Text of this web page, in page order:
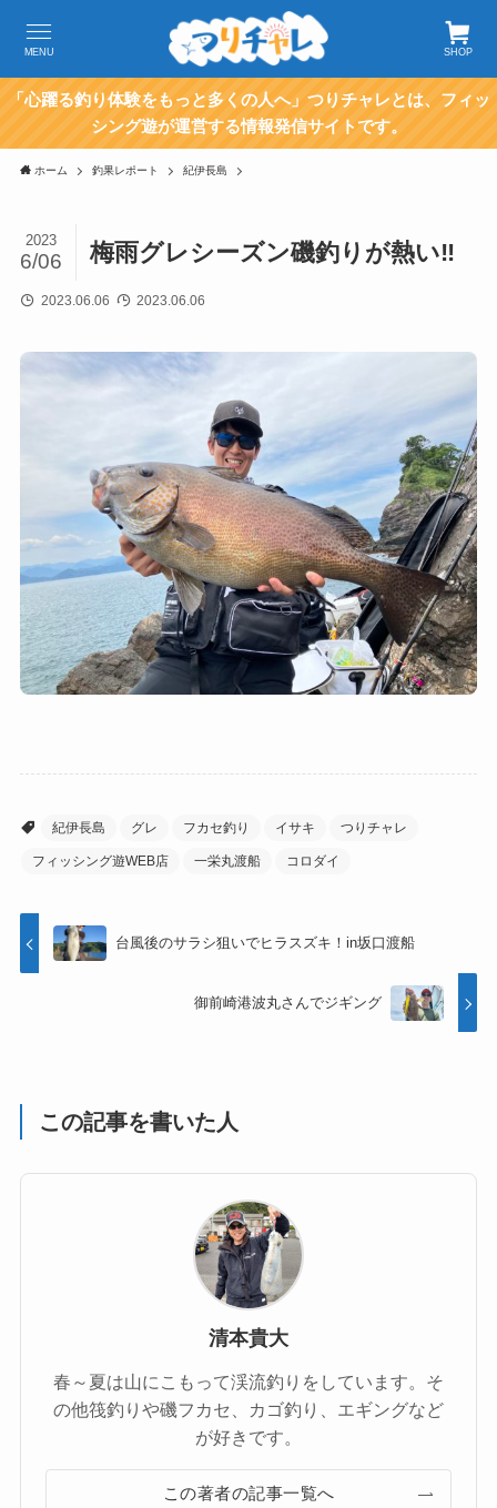
SHOP
MENU
「心躍る釣り体験をもっと多くの人へ」つりチャレとは、フィッ
シング遊が運営する情報発信サイトです。
ホーム 釣果レポート 紀伊長島
梅雨グレシーズン磯釣りが熱い‼︎
2023
6/06
2023.06.06 2023.06.06
紀伊長島 グレ フカセ釣り イサキ つりチャレ
フィッシング遊WEB店 一栄丸渡船 コロダイ
台風後のサラシ狙いでヒラスズキ！in坂口渡船
御前崎港波丸さんでジギング
この記事を書いた人
清本貴大
春～夏は山にこもって渓流釣りをしています。そ
の他筏釣りや磯フカセ、カゴ釣り、エギングなど
が好きです。
この著者の記事一覧へ